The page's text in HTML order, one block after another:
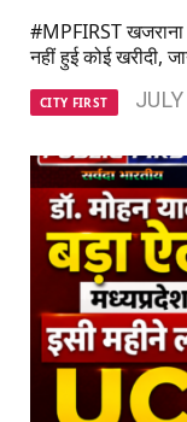
#MPFIRST
नहीं हुई कोई खरीदी,
CITY FIRST